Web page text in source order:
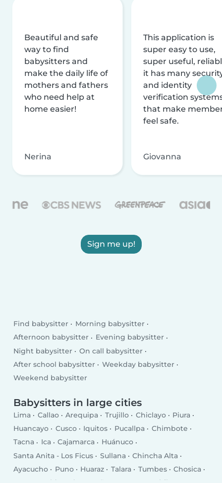
Beautiful and safe
way to find
babysitters and
make the daily life of
mothers and fathers
who need help at
home easier!
Nerina
This application is
super easy to use,
super useful,
it has many
and identity
verification
that make
feel safe.
Giovanna
Sign me up!
Find babysitter
Morning babysitter
Afternoon babysitter
Evening babysitter
Night babysitter
On call babysitter
After school babysitter
Weekday babysitter
Weekend babysitter
Babysitters in large cities
Lima Callao Arequipa Trujillo Chiclayo
Piura
Huancayo
Cusco Iquitos Pucallpa
Chimbote
Tacna
Ica Cajamarca
Huánuco
Santa Anita - Los Ficus
Sullana
Chincha Alta
Ayacucho
Puno Huaraz Talara Tumbes
Chosica